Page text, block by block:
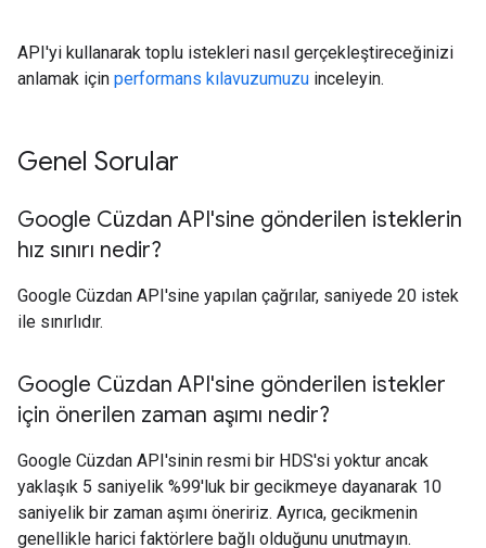
API'yi kullanarak toplu istekleri nasıl gerçekleştireceğinizi
anlamak için performans kılavuzumuzu inceleyin.
Genel Sorular
Google Cüzdan API'sine gönderilen isteklerin
hız sınırı nedir?
Google Cüzdan API'sine yapılan çağrılar, saniyede 20 istek
ile sınırlıdır.
Google Cüzdan API'sine gönderilen istekler
için önerilen zaman aşımı nedir?
Google Cüzdan API'sinin resmi bir HDS'si yoktur ancak
yaklaşık 5 saniyelik %99'luk bir gecikmeye dayanarak 10
saniyelik bir zaman aşımı öneririz. Ayrıca, gecikmenin
genellikle harici faktörlere bağlı olduğunu unutmayın.